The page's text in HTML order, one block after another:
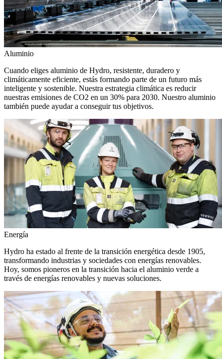
Aluminio
Cuando eliges aluminio de Hydro, resistente, duradero y
climáticamente eficiente, estás formando parte de un futuro más
inteligente y sostenible. Nuestra estrategia climática es reducir
nuestras emisiones de CO2 en un 30% para 2030. Nuestro aluminio
también puede ayudar a conseguir tus objetivos.
Energía
Hydro ha estado al frente de la transición energética desde 1905,
transformando industrias y sociedades con energías renovables.
Hoy, somos pioneros en la transición hacia el aluminio verde a
través de energías renovables y nuevas soluciones.